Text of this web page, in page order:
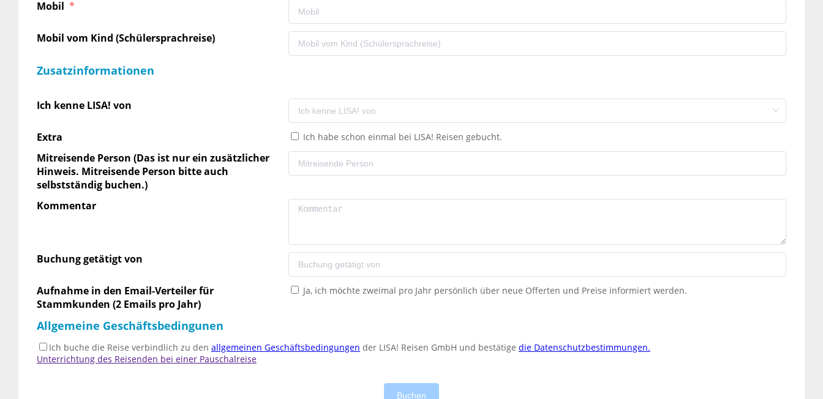
Mobil
Mobil vom Kind (Schülersprachreise)
Zusatzinformationen
Ich kenne LISA! von
Extra Ich habe schon einmal bei LISA! Reisen gebucht.
Mitreisende Person (Das ist nur ein zusätzlicher
Hinweis. Mitreisende Person bitte auch
selbstständig buchen.)
Kommentar
Buchung getätigt von
Aufnahme in den Email-Verteiler für
Stammkunden (2 Emails pro Jahr)
Ja, ich möchte zweimal pro Jahr persönlich über neue Offerten und Preise informiert werden.
Allgemeine Geschäftsbedingunen
Ich buche die Reise verbindlich zu den allgemeinen Geschäftsbedingungen der LISA! Reisen GmbH und bestätige die Datenschutzbestimmungen.
Unterrichtung des Reisenden bei einer Pauschalreise
Buchen